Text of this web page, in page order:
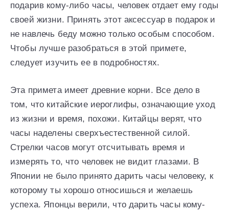
подарив кому-либо часы, человек отдает ему годы
своей жизни. Принять этот аксессуар в подарок и
не навлечь беду можно только особым способом.
Чтобы лучше разобраться в этой примете,
следует изучить ее в подробностях.
Эта примета имеет древние корни. Все дело в
том, что китайские иероглифы, означающие уход
из жизни и время, похожи. Китайцы верят, что
часы наделены сверхъестественной силой.
Стрелки часов могут отсчитывать время и
измерять то, что человек не видит глазами. В
Японии не было принято дарить часы человеку, к
которому ты хорошо относишься и желаешь
успеха. Японцы верили, что дарить часы кому-